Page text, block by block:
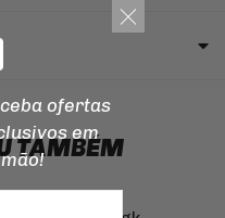
TAMBÉM
ofertas
em